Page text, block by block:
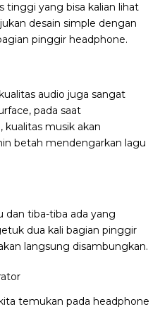
tinggi yang bisa kalian lihat
desain simple dengan
pinggir headphone.
audio juga sangat
pada saat
musik akan
betah mendengarkan lagu
dan tiba-tiba ada yang
dua kali bagian pinggir
langsung disambungkan.
temukan pada headphone